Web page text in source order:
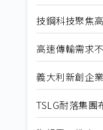
技鋼科技聚焦
高速傳輸需求
義大利新創企
TSLG耐落集